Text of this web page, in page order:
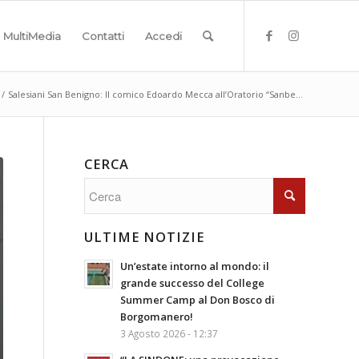
MultiMedia Contatti Accedi
/ Salesiani San Benigno: Il comico Edoardo Mecca all’Oratorio “Sanbe...
CERCA
ULTIME NOTIZIE
Un’estate intorno al mondo: il
grande successo del College
Summer Camp al Don Bosco di
Borgomanero!
3 Agosto 2026 - 12:37